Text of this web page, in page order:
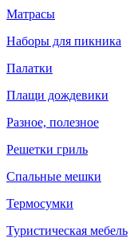
Матрасы
Наборы для пикника
Палатки
Плащи дождевики
Разное, полезное
Решетки гриль
Спальные мешки
Термосумки
Туристическая мебель